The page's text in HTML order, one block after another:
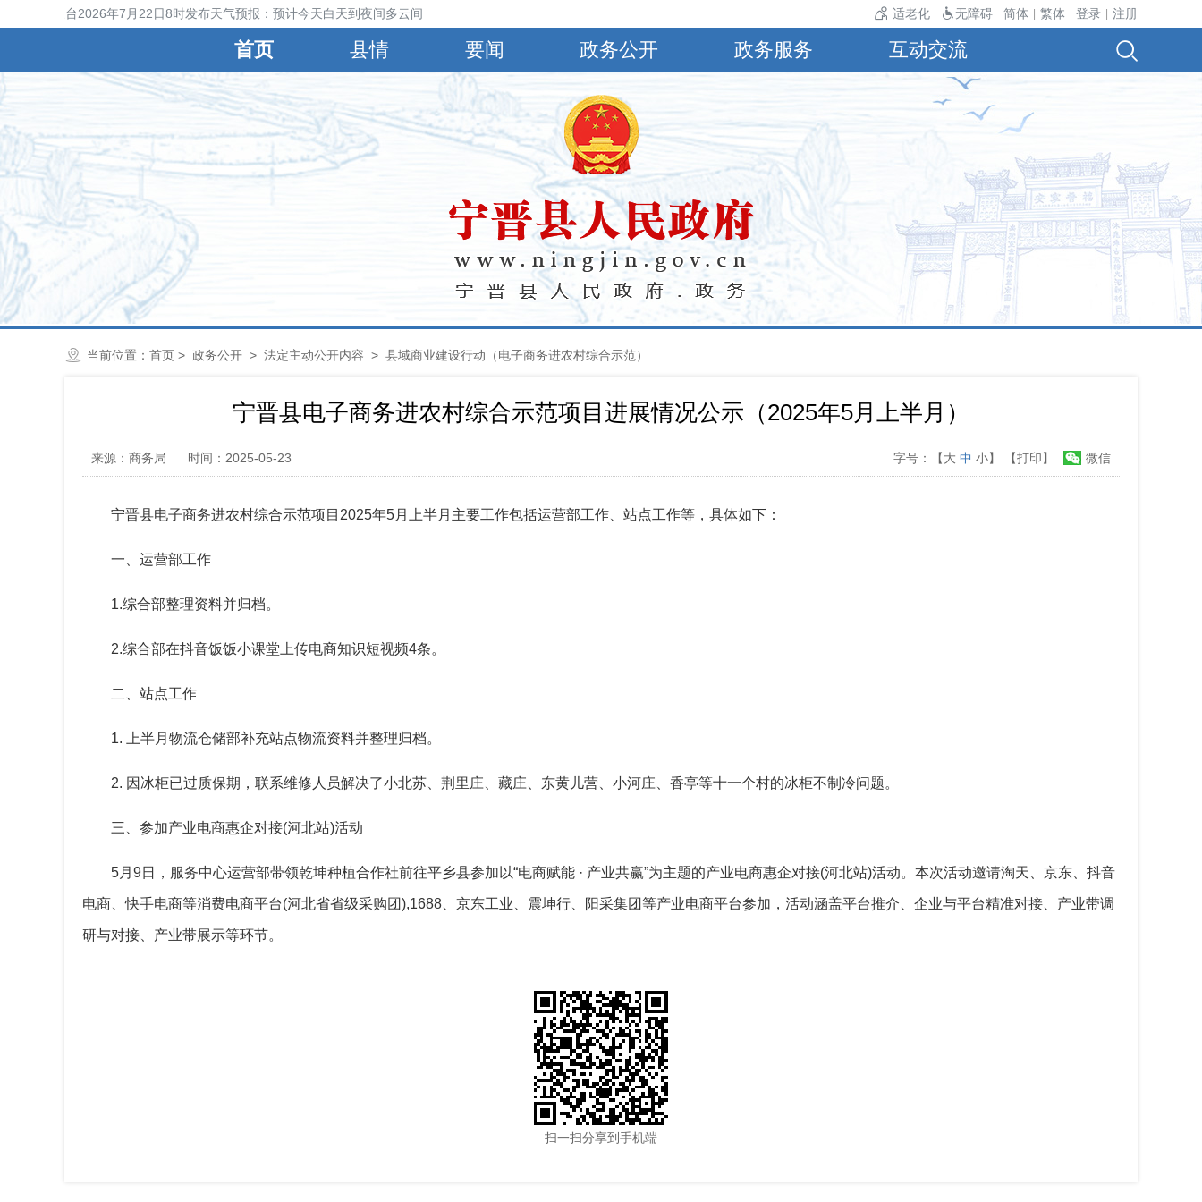
晋县气象台2026年7月22日8时发布天气预报：预计今天白天到夜间多云间阴，有小到中雨，偏南风4～5级，阵风6～8级，最高气温30℃，最低气温24℃。 适老化 无障碍 简体 繁体 登录 注册
首页 县情 要闻 政务公开 政务服务 互动交流
当前位置： 首页 > 政务公开 > 法定主动公开内容 > 县域商业建设行动（电子商务进农村综合示范）
宁晋县电子商务进农村综合示范项目进展情况公示（2025年5月上半月）
来源：商务局 时间：2025-05-23 微信
字号：【大 中 小】 【打印】
宁晋县电子商务进农村综合示范项目2025年5月上半月 主要工作包括运营部工作、站点工作等 ，具体如下：
一、 运营部工作
1.综合部整理资料并归档。
2.综合部在抖音饭饭小课堂上传电商知识短视频4条。
二 、站点工作
1. 上半月物流仓储部补充站点物流资料并整理归档。
2. 因冰柜已过质保期 ，联系维修人员解决了小北苏 荆里庄 藏庄 东黄 儿营 小河庄 香亭等十一个村的冰柜不制冷问题。
三、参加产业电商惠企对接(河北站)活动
5月9日，服务中心运营部带领乾坤种植合作社前往平乡县参加 以“电商赋能 · 产业共赢”为主题的产业电商惠企对接(河北站)活动。本次活动邀请淘天、京东、抖音
电商、快手电商等消费电商平台(河北省省级采购团),1688、京东工业、震坤行、阳采集团等产业电商平台参加，活动涵盖平台推介、企业与平台精准对接、产业带调
研与对接、产业带展示等环节。
扫一扫分享到手机端